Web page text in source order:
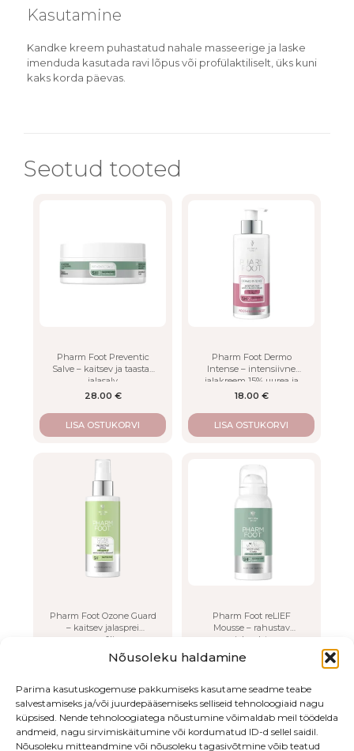
Nõusoleku haldamine
Parima kasutuskogemuse pakkumiseks kasutame seadme teabe
salvestamiseks ja/või juurdepääsemiseks selliseid tehnoloogiaid nagu
küpsised. Nende tehnoloogiatega nõustumine võimaldab meil töödelda
andmeid, nagu sirvimiskäitumine või kordumatud ID-d sellel saidil.
Nõusoleku mitteandmine või nõusoleku tagasivõtmine võib teatud
Kasutamine
Kandke kreem puhastatud nahale masseerige ja laske
imenduda kasutada ravi lõpus või profülaktiliselt, üks kuni
kaks korda päevas.
Seotud tooted
Pharm Foot Preventic
Salve – kaitsev ja taastav
jalasalv
28.00 €
LISA OSTUKORVI
Pharm Foot Dermo
Intense – intensiivne
jalakreem 15% uurea ja
kollageeniga
18.00 €
LISA OSTUKORVI
Pharm Foot Ozone Guard
– kaitsev jalasprei
osoonõliga
15.00€
LISA OSTUKORVI
Pharm Foot reLIEF
Mousse – rahustav
jalavaht
28.00
LISA OSTUKORVI